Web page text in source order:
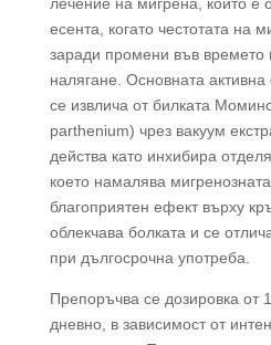
есента, когато честотата на
заради промени във
налягане. Основната активна
се извлича от билката
parthenium) чрез вакуум
действа като инхибира
което намалява
благоприятен ефект върху
облекчава болката и се
при дългосрочна употреба.
Препоръчва се дозировка от
дневно, в зависимост от